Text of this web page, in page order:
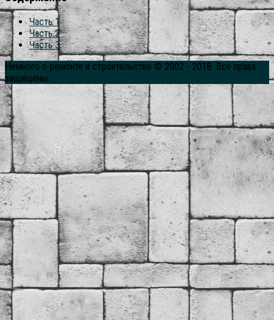
Часть 1
Часть 2
Часть 3
Немного о ремонте и строительстве © 2002 - 2018. Все права
защищены.